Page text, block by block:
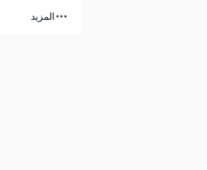
المزيد